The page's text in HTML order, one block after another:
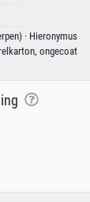
· Hieronymus
ongecoat